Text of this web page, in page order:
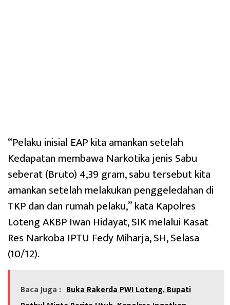
“Pelaku inisial EAP kita amankan setelah
Kedapatan membawa Narkotika jenis Sabu
seberat (Bruto) 4,39 gram, sabu tersebut kita
amankan setelah melakukan penggeledahan di
TKP dan dan rumah pelaku,” kata Kapolres
Loteng AKBP Iwan Hidayat, SIK melalui Kasat
Res Narkoba IPTU Fedy Miharja, SH, Selasa
(10/12).
Baca Juga : Buka Rakerda PWI Loteng, Bupati